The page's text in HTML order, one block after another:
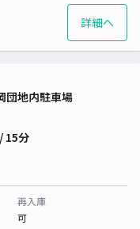
詳細へ
団地内駐車場
15分
再入庫
可